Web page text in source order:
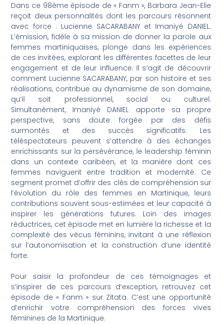
Dans ce 98ème épisode de « Fanm », Barbara Jean-Elie
reçoit deux personnalités dont les parcours résonnent
avec force : Lucienne SACARABANY et Imaniyé DANIEL.
L’émission, fidèle à sa mission de donner la parole aux
femmes martiniquaises, plonge dans les expériences
de ces invitées, explorant les différentes facettes de leur
engagement et de leur influence. Il s’agit de découvrir
comment Lucienne SACARABANY, par son histoire et ses
réalisations, contribue au dynamisme de son domaine,
qu’il soit professionnel, social ou culturel.
Simultanément, Imaniyé DANIEL apporte sa propre
perspective, sans doute forgée par des défis
surmontés et des succès significatifs. Les
téléspectateurs peuvent s’attendre à des échanges
enrichissants sur la persévérance, le leadership féminin
dans un contexte caribéen, et la manière dont ces
femmes naviguent entre tradition et modernité. Ce
segment promet d’offrir des clés de compréhension sur
l’évolution du rôle des femmes en Martinique, leurs
contributions souvent sous-estimées et leur capacité à
inspirer les générations futures. Loin des images
réductrices, cet épisode met en lumière la richesse et la
complexité des vécus féminins, invitant à une réflexion
sur l’autonomisation et la construction d’une identité
forte.
Pour saisir la profondeur de ces témoignages et
s’inspirer de ces parcours d’exception, retrouvez cet
épisode de « Fanm » sur Zitata. C’est une opportunité
d’enrichir votre compréhension des forces vives
féminines de la Martinique.